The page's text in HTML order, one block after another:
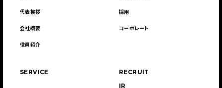
代表挨拶
会社概要
役員紹介
採用
コーポレート
SERVICE
RECRUIT
IR